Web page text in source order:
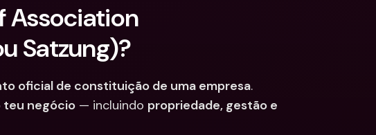
Association
Satzung)?
oficial de constituição de uma empresa.
teu negócio — incluindo propriedade, gestão e